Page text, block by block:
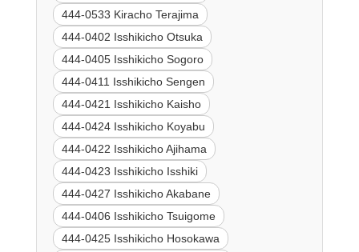
444-0533 Kiracho Terajima
444-0402 Isshikicho Otsuka
444-0405 Isshikicho Sogoro
444-0411 Isshikicho Sengen
444-0421 Isshikicho Kaisho
444-0424 Isshikicho Koyabu
444-0422 Isshikicho Ajihama
444-0423 Isshikicho Isshiki
444-0427 Isshikicho Akabane
444-0406 Isshikicho Tsuigome
444-0425 Isshikicho Hosokawa